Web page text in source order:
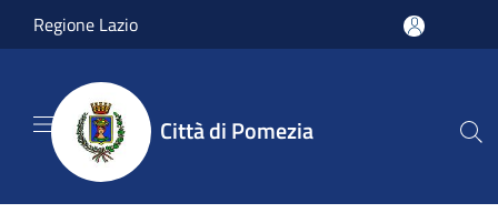
Salta al contenuto principale
Regione Lazio
Città di Pomezia